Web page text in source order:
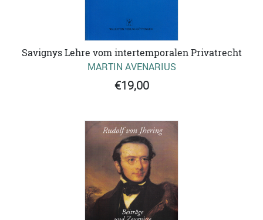
Savignys Lehre vom intertemporalen Privatrecht
MARTIN AVENARIUS
€19,00